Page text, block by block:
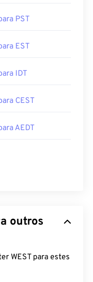
PST
EST
IDT
CEST
AEDT
outros
WEST para estes